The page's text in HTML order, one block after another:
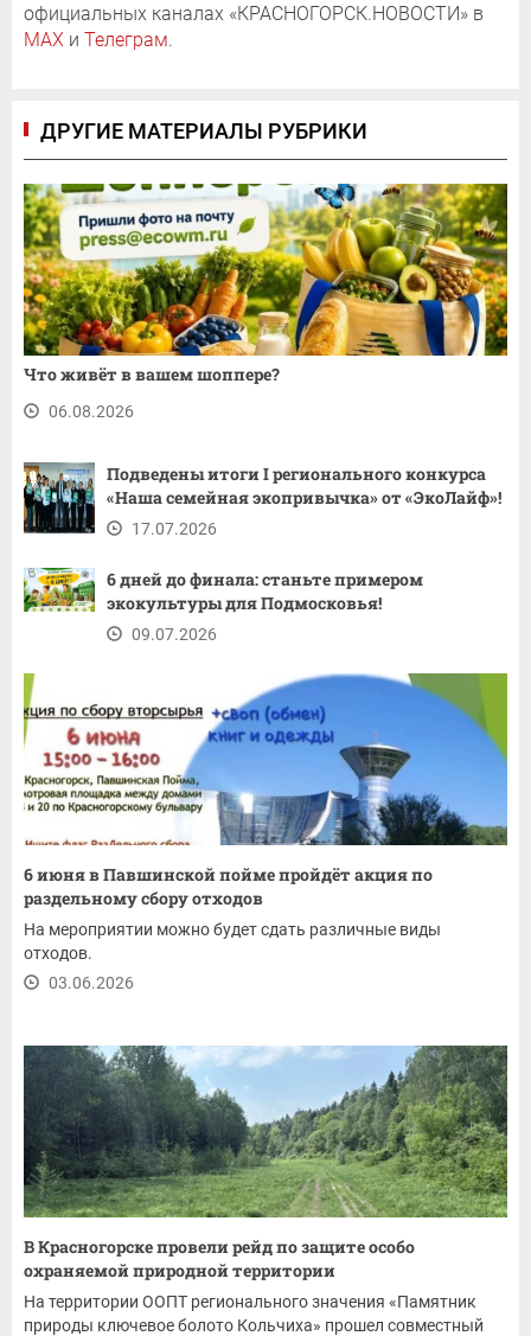
официальных каналах «КРАСНОГОРСК.НОВОСТИ» в
MAX и Телеграм.
ДРУГИЕ МАТЕРИАЛЫ РУБРИКИ
Что живёт в вашем шоппере?
06.08.2026
Подведены итоги I регионального конкурса
«Наша семейная экопривычка» от «ЭкоЛайф»!
17.07.2026
6 дней до финала: станьте примером
экокультуры для Подмосковья!
09.07.2026
6 июня в Павшинской пойме пройдёт акция по
раздельному сбору отходов
На мероприятии можно будет сдать различные виды
отходов.
03.06.2026
В Красногорске провели рейд по защите особо
охраняемой природной территории
На территории ООПТ регионального значения «Памятник
природы ключевое болото Кольчиха» прошел совместный